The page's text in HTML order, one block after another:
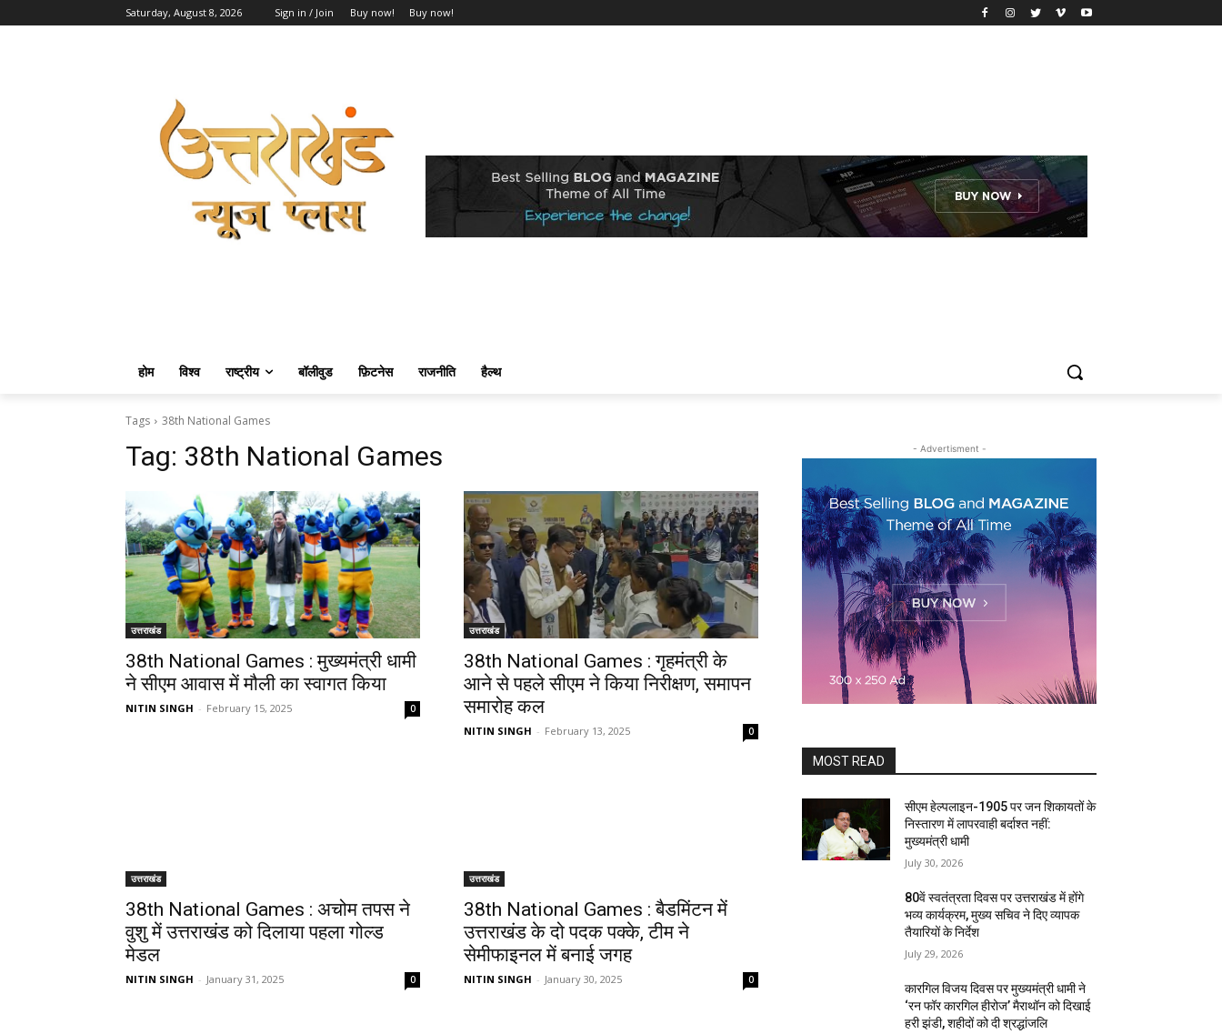
Saturday, August 8, 2026 Sign in / Join Buy now! Buy now!
होम विश्व राष्ट्रीय बॉलीवुड फ़िटनेस राजनीति हैल्थ
Tags 38th National Games
Tag: 38th National Games
उत्तराखंड
38th National Games : मुख्यमंत्री धामी
ने सीएम आवास में मौली का स्वागत किया
NITIN SINGH - February 15, 2025 0
उत्तराखंड
38th National Games : गृहमंत्री के
आने से पहले सीएम ने किया निरीक्षण, समापन
समारोह कल
NITIN SINGH - February 13, 2025 0
उत्तराखंड
38th National Games : अचोम तपस ने
वुशु में उत्तराखंड को दिलाया पहला गोल्‍ड
मेडल
NITIN SINGH - January 31, 2025 0
उत्तराखंड
38th National Games : बैडमिंटन में
उत्तराखंड के दो पदक पक्के, टीम ने
सेमीफाइनल में बनाई जगह
NITIN SINGH - January 30, 2025 0
- Advertisment -
MOST READ
सीएम हेल्पलाइन-1905 पर जन शिकायतों के
निस्तारण में लापरवाही बर्दाश्त नहीं:
मुख्यमंत्री धामी
July 30, 2026
80वें स्वतंत्रता दिवस पर उत्तराखंड में होंगे
भव्य कार्यक्रम, मुख्य सचिव ने दिए व्यापक
तैयारियों के निर्देश
July 29, 2026
कारगिल विजय दिवस पर मुख्यमंत्री धामी ने
‘रन फॉर कारगिल हीरोज’ मैराथॉन को दिखाई
हरी झंडी, शहीदों को दी श्रद्धांजलि